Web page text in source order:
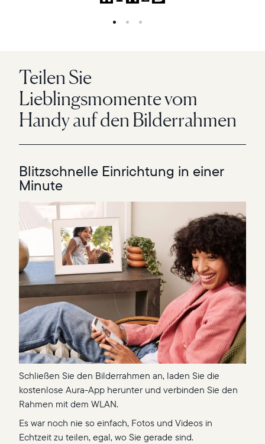
Teilen Sie
Lieblingsmomente vom
Handy auf den Bilderrahmen
Blitzschnelle Einrichtung in einer
Minute
Schließen Sie den Bilderrahmen an, laden Sie die
kostenlose Aura-App herunter und verbinden Sie den
Rahmen mit dem WLAN.
Es war noch nie so einfach, Fotos und Videos in
Echtzeit zu teilen, egal, wo Sie gerade sind.